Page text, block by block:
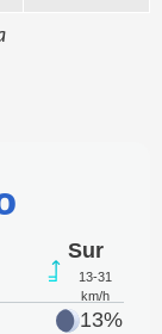
Sur
13-31
km/h
13%